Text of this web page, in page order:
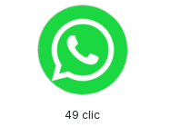
49 clic